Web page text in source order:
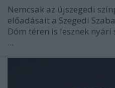
Nemcsak az újszegedi
előadásait a Szegedi
Dóm téren is lesznek nyári
...